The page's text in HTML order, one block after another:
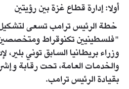
أولا: إدارة قطاع غزة بين رؤيتين
خطة الرئيس ترامب تسعى
"فلسطينيين تكنوقراط
وزراء بريطانيا السابق توني بلير،
والخدمات العامة، تحت رقابة
بقيادة الرئيس ترامب.